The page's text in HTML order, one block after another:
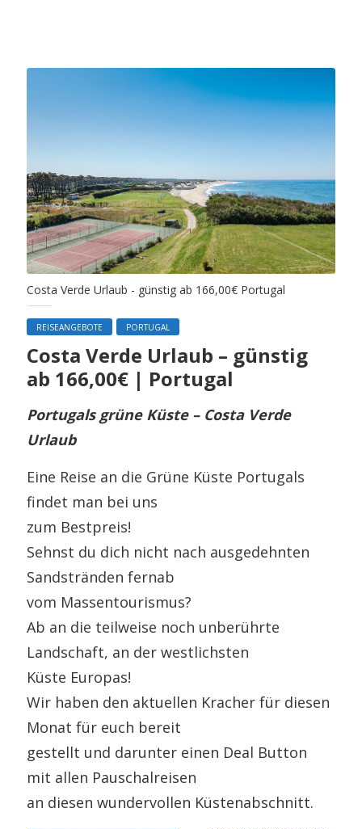
Costa Verde Urlaub - günstig ab 166,00€ Portugal
REISEANGEBOTE PORTUGAL
Costa Verde Urlaub – günstig
ab 166,00€ | Portugal
Portugals grüne Küste – Costa Verde
Urlaub
Eine Reise an die Grüne Küste Portugals
findet man bei uns
zum Bestpreis!
Sehnst du dich nicht nach ausgedehnten
Sandstränden fernab
vom Massentourismus?
Ab an die teilweise noch unberührte
Landschaft, an der westlichsten
Küste Europas!
Wir haben den aktuellen Kracher für diesen
Monat für euch bereit
gestellt und darunter einen Deal Button
mit allen Pauschalreisen
an diesen wundervollen Küstenabschnitt.